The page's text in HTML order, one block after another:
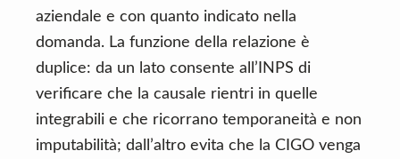
aziendale e con quanto indicato nella
domanda. La funzione della relazione è
duplice: da un lato consente all’INPS di
verificare che la causale rientri in quelle
integrabili e che ricorrano temporaneità e non
imputabilità; dall’altro evita che la CIGO venga